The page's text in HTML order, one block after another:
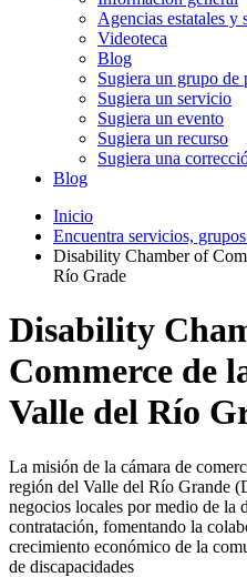
Agencias estatales y
Videoteca
Blog
Sugiera un grupo de
Sugiera un servicio
Sugiera un evento
Sugiera un recurso
Sugiera una
Blog
Inicio
Encuentra servicios,
Disability Chamber of
Río Grade
Disability
Commerce de
Valle del Río
La misión de la cámara de
región del Valle del Río Grande
negocios locales por medio de la
contratación, fomentando la
crecimiento económico de la
de discapacidades